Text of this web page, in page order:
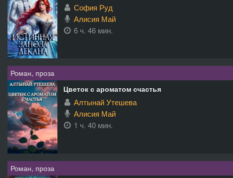
София Руд
Алисия Май
6 ч. 46 мин.
Роман, проза
Цветок с ароматом счастья
Алтынай Утешева
Алисия Май
1 ч. 40 мин.
Роман, проза